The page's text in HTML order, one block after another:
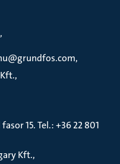
15. Tel.: +36 22 801
Kft.